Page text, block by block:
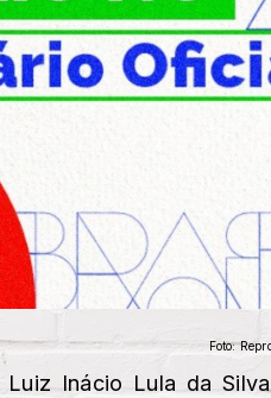
Foto:
Luiz Inácio Lula da